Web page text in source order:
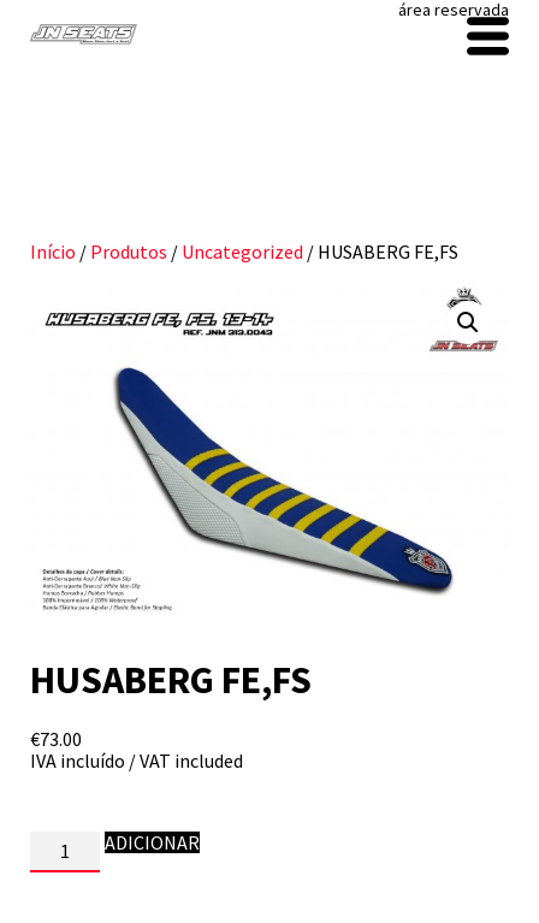
área reservada
Início / Produtos / Uncategorized / HUSABERG FE,FS
HUSABERG FE,FS
€73.00
IVA incluído / VAT included
QuantidadeADICIONAR